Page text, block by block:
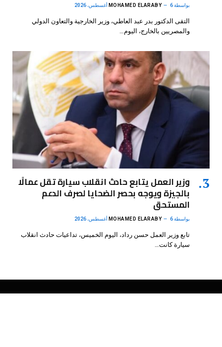
بواسطة MOHAMED ELARABY 6 أغسطس، 2026
التقى الدكتور بدر عبد العاطي، وزير الخارجية والتعاون الدولي
والمصريين بالخارج، اليوم…
وزير العمل يتابع حادث انقلاب سيارة تقل عمالًا
بالجيزة ويوجه بحصر الضحايا لصرف الدعم
المستحق
بواسطة MOHAMED ELARABY 6 أغسطس، 2026
تابع وزير العمل حسن رداد، اليوم الخميس، تداعيات حادث انقلاب
سيارة كانت…